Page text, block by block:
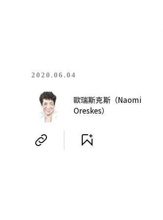
2020.06.04
歐瑞斯克斯（Naomi
Oreskes）